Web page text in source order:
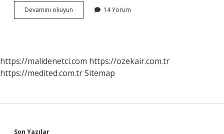
Devamını okuyun
Dolunay
14 Yorum
https://malidenetci.com https://ozekair.com.tr
https://medited.com.trSitemap
Son Yazılar